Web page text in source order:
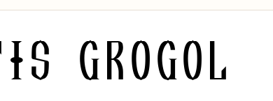
Grogol